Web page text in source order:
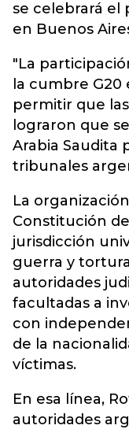
se celebrará el
en Buenos
"La
la cumbre
permitir que
lograron que
Arabia Saudita
tribunales
La
Constitución
jurisdicción
guerra y
autoridades
facultadas a
con
de la
víctimas.
En esa línea,
autoridades